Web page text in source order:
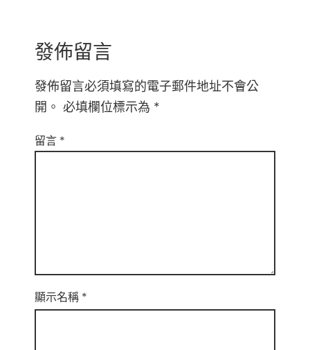
發佈留言
發佈留言必須填寫的電子郵件地址不會公
開。 必填欄位標示為 *
留言 *
顯示名稱 *